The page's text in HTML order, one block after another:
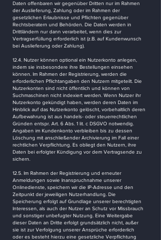
Daten offenbaren wir gegenüber Dritten nur im Rahmen
der Auslieferung, Zahlung oder im Rahmen der
gesetzlichen Erlaubnisse und Pflichten gegenüber
Rechtsberatern und Behörden. Die Daten werden in
Drittländern nur dann verarbeitet, wenn dies zur
Vertragserfüllung erforderlich ist (z.B. auf Kundenwunsch
bei Auslieferung oder Zahlung).
12.4. Nutzer können optional ein Nutzerkonto anlegen,
indem sie insbesondere ihre Bestellungen einsehen
können. Im Rahmen der Registrierung, werden die
erforderlichen Pflichtangaben den Nutzern mitgeteilt. Die
Nutzerkonten sind nicht öffentlich und können von
Suchmaschinen nicht indexiert werden. Wenn Nutzer ihr
Nutzerkonto gekündigt haben, werden deren Daten im
Hinblick auf das Nutzerkonto gelöscht, vorbehaltlich deren
Aufbewahrung ist aus handels- oder steuerrechtlichen
Gründen entspr. Art. 6 Abs. 1 lit. c DSGVO notwendig.
Angaben im Kundenkonto verbleiben bis zu dessen
Löschung mit anschließender Archivierung im Fall einer
rechtlichen Verpflichtung. Es obliegt den Nutzern, ihre
Daten bei erfolgter Kündigung vor dem Vertragsende zu
sichern.
12.5. Im Rahmen der Registrierung und erneuter
Anmeldungen sowie Inanspruchnahme unserer
Onlinedienste, speichern wir die IP-Adresse und den
Zeitpunkt der jeweiligen Nutzerhandlung. Die
Speicherung erfolgt auf Grundlage unserer berechtigten
Interessen, als auch der Nutzer an Schutz vor Missbrauch
und sonstiger unbefugter Nutzung. Eine Weitergabe
dieser Daten an Dritte erfolgt grundsätzlich nicht, außer
sie ist zur Verfolgung unserer Ansprüche erforderlich
oder es besteht hierzu eine gesetzliche Verpflichtung